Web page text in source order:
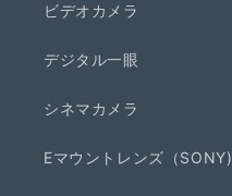
ビデオカメラ
デジタル一眼
シネマカメラ
Eマウントレンズ（SONY)